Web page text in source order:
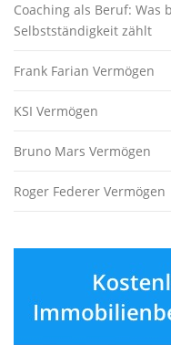
Coaching als Beruf: Was
Selbstständigkeit zählt
Frank Farian Vermögen
KSI Vermögen
Bruno Mars Vermögen
Roger Federer Vermögen